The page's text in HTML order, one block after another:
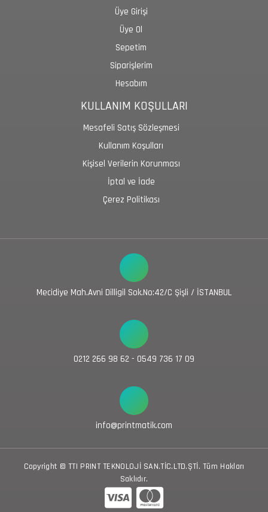
Üye Girişi
Üye Ol
Sepetim
Siparişlerim
Hesabım
KULLANIM KOŞULLARI
Mesafeli Satış Sözleşmesi
Kullanım Koşulları
Kişisel Verilerin Korunması
İptal ve İade
Çerez Politikası
Mecidiye Mah.Avni Dilligil Sok.No:42/C Şişli / İSTANBUL
0212 266 98 62 - 0549 736 17 09
info@printmatik.com
Copyright © TTI PRINT TEKNOLOJİ SAN.TİC.LTD.ŞTİ. Tüm Hakları
Saklıdır.